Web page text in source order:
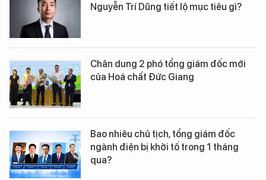
Nguyễn Trí Dũng tiết lộ mục tiêu gì?
Chân dung 2 phó tổng giám đốc mới
của Hoá chất Đức Giang
Bao nhiêu chủ tịch, tổng giám đốc
ngành điện bị khởi tố trong 1 tháng
qua?